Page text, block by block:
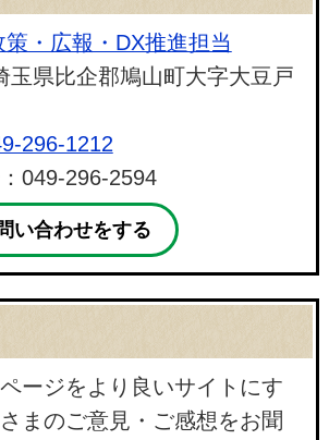
・広報・DX推進担当
玉県比企郡鳩山町大字大豆戸
296-1212
049-296-2594
い合わせをする
ージをより良いサイトにす
まのご意見・ご感想をお聞